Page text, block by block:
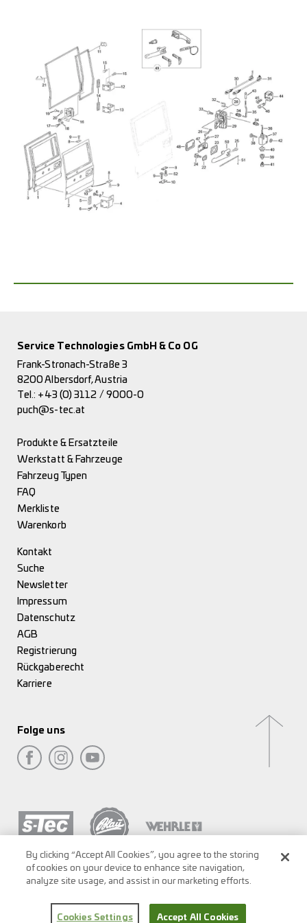
Service Technologies GmbH & Co OG
Frank-Stronach-Straße 3
8200 Albersdorf, Austria
Tel.: +43 (0) 3112 / 9000-0
puch@s-tec.at
Produkte & Ersatzteile
Werkstatt & Fahrzeuge
Fahrzeug Typen
FAQ
Merkliste
Warenkorb
Kontakt
Suche
Newsletter
Impressum
Datenschutz
AGB
Registrierung
Rückgaberecht
Karriere
Folge uns
By clicking “Accept All Cookies”, you agree to the storing
of cookies on your device to enhance site navigation,
analyze site usage, and assist in our marketing efforts.
Cookies Settings Accept All Cookies